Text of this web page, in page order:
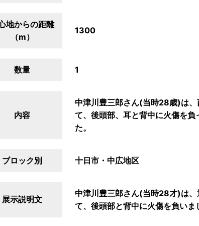
地からの距離
（m）
1300
数量 1
内容
中津川豊三郎さん(当時28歳)は
て、後頭部、耳と背中に火傷を
た。
ブロック別 十日市・中広地区
展示説明文
中津川豊三郎さん(当時28才)は
て、後頭部と背中に火傷を負いま